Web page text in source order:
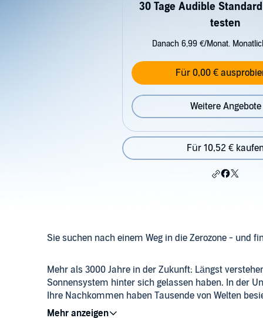
30 Tage Audible
testen
Danach 6,99 €/Monat.
Für 0,00 €
Weitere Angebote
Für 10,52 €
Sie suchen nach einem Weg in die Zerozone - und
Mehr als 3000 Jahre in der Zukunft: Längst
Sonnensystem hinter sich gelassen haben. In der
Ihre Nachkommen haben Tausende von Welten
entlegensten Sternen. Perry Rhodan ist der